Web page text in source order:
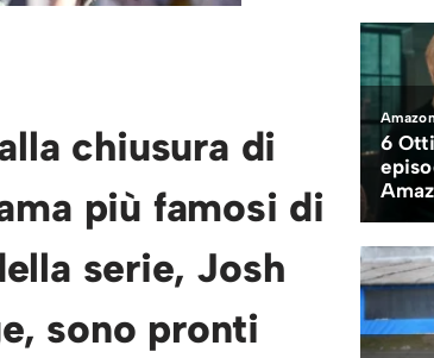
chiusura di
più famosi di
serie, Josh
sono pronti